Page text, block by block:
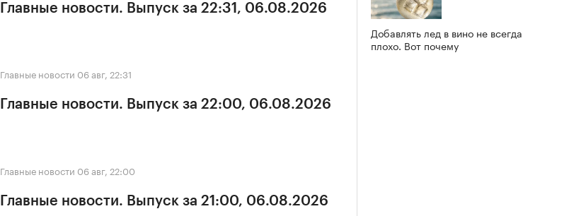
Главные новости. Выпуск за 22:31, 06.08.2026
Главные новости 06 авг, 22:31
Главные новости. Выпуск за 22:00, 06.08.2026
Главные новости 06 авг, 22:00
Главные новости. Выпуск за 21:00, 06.08.2026
Добавлять лед в вино не всегда
плохо. Вот почему